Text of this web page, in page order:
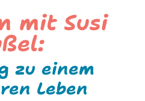
mit Susi
zu einem
Leben